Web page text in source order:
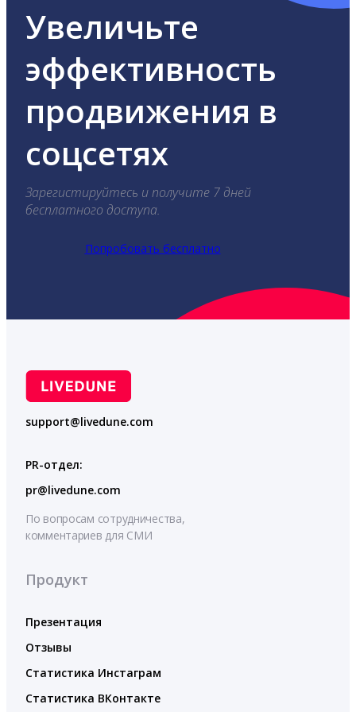
Увеличьте
эффективность
продвижения в
соцсетях
Зарегистируйтесь и получите 7 дней
бесплатного доступа.
Попробовать бесплатно
support@livedune.com
PR-отдел:
pr@livedune.com
По вопросам сотрудничества,
комментариев для СМИ
Продукт
Презентация
Отзывы
Статистика Инстаграм
Статистика ВКонтакте